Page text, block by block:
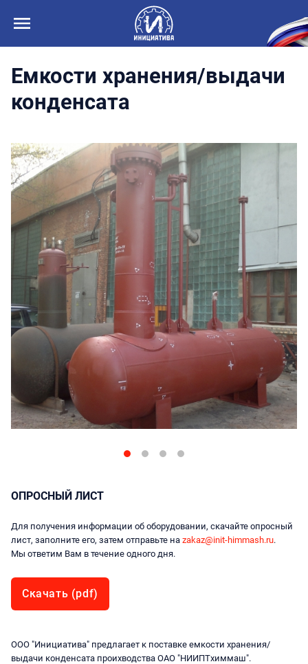
Емкости хранения/выдачи
конденсата
ООО "Инициатива" предлагает к поставке емкости хранения/
выдачи конденсата проихводства ОАО "НИИПТхиммаш".
ОПРОСНЫЙ ЛИСТ
Для получения информации об оборудовании, скачайте опросный
лист, заполните его, затем отправьте на zakaz@init-himmash.ru.
Мы ответим Вам в течение одного дня.
Скачать (pdf)